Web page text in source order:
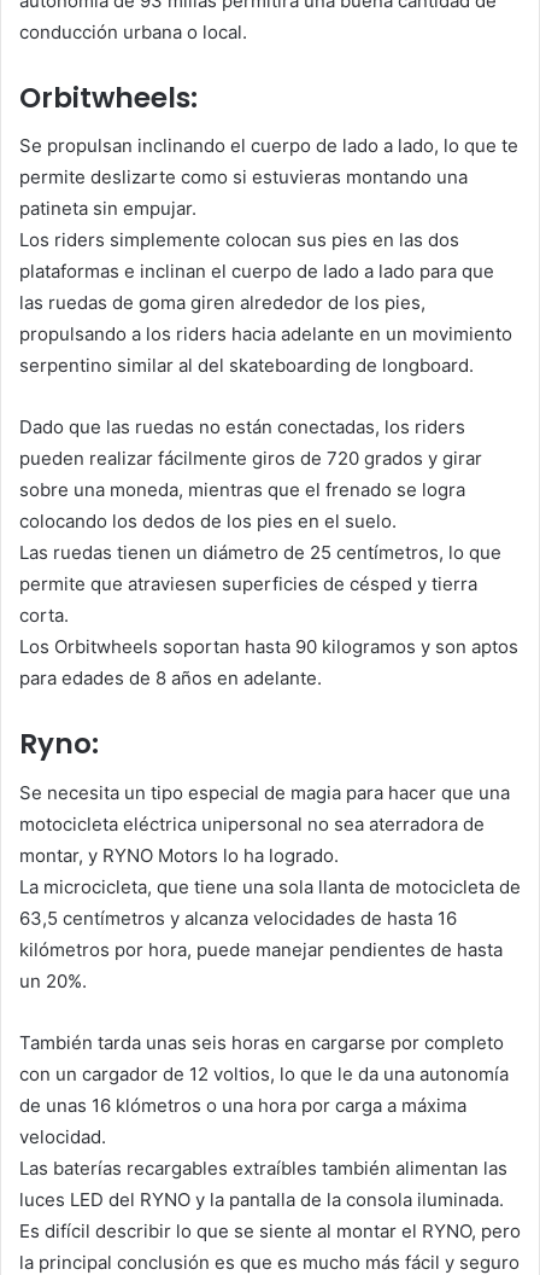
conducción urbana o local.
Orbitwheels:
Se propulsan inclinando el cuerpo de lado a lado, lo que te
permite deslizarte como si estuvieras montando una
patineta sin empujar.
Los riders simplemente colocan sus pies en las dos
plataformas e inclinan el cuerpo de lado a lado para que
las ruedas de goma giren alrededor de los pies,
propulsando a los riders hacia adelante en un movimiento
serpentino similar al del skateboarding de longboard.
Dado que las ruedas no están conectadas, los riders
pueden realizar fácilmente giros de 720 grados y girar
sobre una moneda, mientras que el frenado se logra
colocando los dedos de los pies en el suelo.
Las ruedas tienen un diámetro de 25 centímetros, lo que
permite que atraviesen superficies de césped y tierra
corta.
Los Orbitwheels soportan hasta 90 kilogramos y son aptos
para edades de 8 años en adelante.
Ryno:
Se necesita un tipo especial de magia para hacer que una
motocicleta eléctrica unipersonal no sea aterradora de
montar, y RYNO Motors lo ha logrado.
La microcicleta, que tiene una sola llanta de motocicleta de
63,5 centímetros y alcanza velocidades de hasta 16
kilómetros por hora, puede manejar pendientes de hasta
un 20%.
También tarda unas seis horas en cargarse por completo
con un cargador de 12 voltios, lo que le da una autonomía
de unas 16 klómetros o una hora por carga a máxima
velocidad.
Las baterías recargables extraíbles también alimentan las
luces LED del RYNO y la pantalla de la consola iluminada.
Es difícil describir lo que se siente al montar el RYNO, pero
la principal conclusión es que es mucho más fácil y seguro